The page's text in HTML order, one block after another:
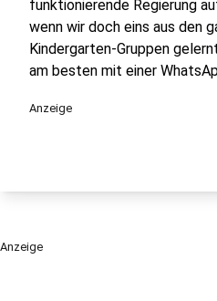
funktionierende Regierung
wenn wir doch eins aus den
Kindergarten-Gruppen
am besten mit einer
Anzeige
Anzeige